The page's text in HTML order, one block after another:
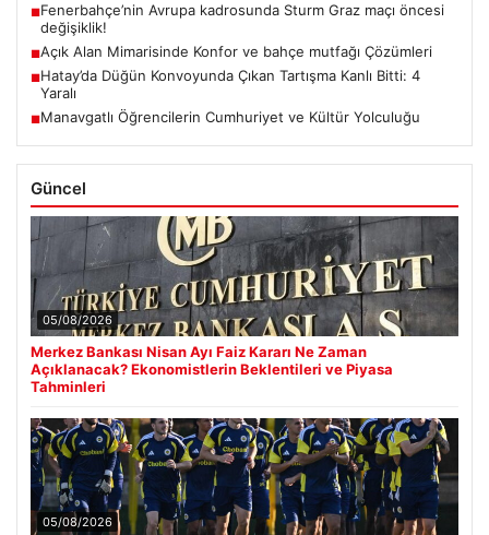
■Fenerbahçe’nin Avrupa kadrosunda Sturm Graz maçı öncesi
değişiklik!
■Açık Alan Mimarisinde Konfor ve bahçe mutfağı Çözümleri
■Hatay’da Düğün Konvoyunda Çıkan Tartışma Kanlı Bitti: 4
Yaralı
■Manavgatlı Öğrencilerin Cumhuriyet ve Kültür Yolculuğu
Güncel
05/08/2026
Merkez Bankası Nisan Ayı Faiz Kararı Ne Zaman
Açıklanacak? Ekonomistlerin Beklentileri ve Piyasa
Tahminleri
05/08/2026